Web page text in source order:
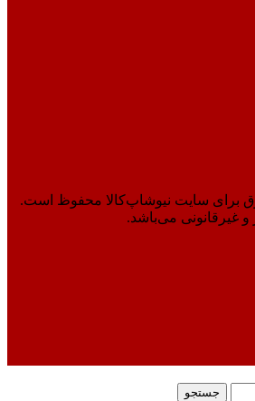
حقوق برای سایت نیوشاپ‌کالا محفوظ است.
غیرقانونی می‌باشد.
جستجو